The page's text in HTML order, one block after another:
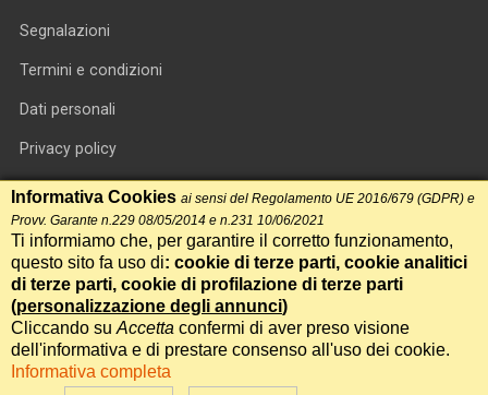
Segnalazioni
Termini e condizioni
Dati personali
Privacy policy
Informativa cookie
RSS feed
RSS Top News
Contatti
International Communication S.r.l. • P.IVA 14478081004 • Testata
Informativa Cookies ai sensi del Regolamento UE 2016/679 (GDPR) e
Provv. Garante n.229 08/05/2014 e n.231 10/06/2021
Ti informiamo che, per garantire il corretto funzionamento,
questo sito fa uso di: cookie di terze parti, cookie analitici
di terze parti, cookie di profilazione di terze parti
(personalizzazione degli annunci)
Cliccando su Accetta confermi di aver preso visione
dell'informativa e di prestare consenso all'uso dei cookie.
Informativa completa